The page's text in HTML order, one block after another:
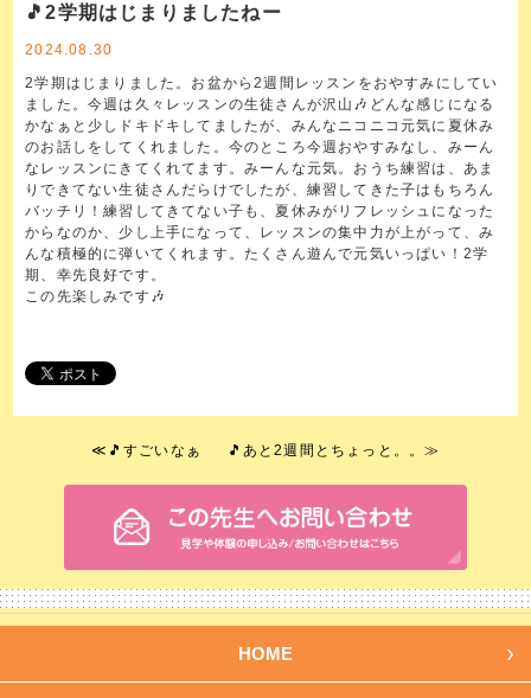
🎵2学期はじまりましたねー
2024.08.30
2学期はじまりました。お盆から2週間レッスンをおやすみにしてい
ました。今週は久々レッスンの生徒さんが沢山🎶どんな感じになる
かなぁと少しドキドキしてましたが、みんなニコニコ元気に夏休み
のお話しをしてくれました。今のところ今週おやすみなし、みーん
なレッスンにきてくれてます。みーんな元気。おうち練習は、あま
りできてない生徒さんだらけでしたが、練習してきた子はもちろん
バッチリ！練習してきてない子も、夏休みがリフレッシュになった
からなのか、少し上手になって、レッスンの集中力が上がって、み
んな積極的に弾いてくれます。たくさん遊んで元気いっぱい！2学
期、幸先良好です。
この先楽しみです🎶
≪ 🎵すごいなぁ 🎵あと2週間とちょっと。。≫
HOME